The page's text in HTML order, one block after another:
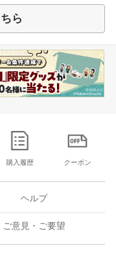
ら
購入履歴 クーポン
ヘルプ
ご意見・ご要望